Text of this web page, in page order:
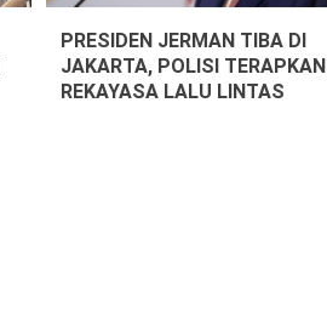
PRESIDEN JERMAN TIBA DI
JAKARTA, POLISI TERAPKAN
REKAYASA LALU LINTAS